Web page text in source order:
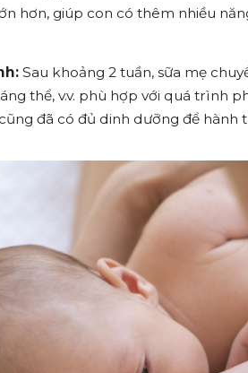
hơn, giúp con có thêm nhiều
: Sau khoảng 2 tuần, sữa mẹ
thể, v.v. phù hợp với quá trình
đã có đủ dinh dưỡng để